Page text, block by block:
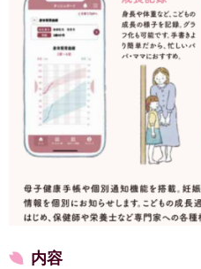
内容